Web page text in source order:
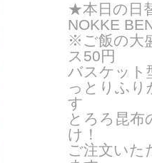
★本日の日
NOKKE
※ご飯の大
ス50円
バスケット
っとりふり
す
とろろ昆布
け！
ご注文いた